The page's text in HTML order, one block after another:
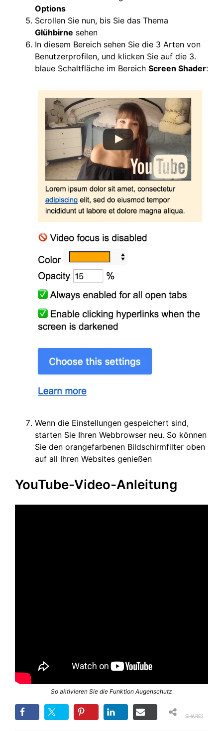
Options
Scrollen Sie nun, bis Sie das Thema
Glühbirne sehen
In diesem Bereich sehen Sie die 3 Arten von
Benutzerprofilen, und klicken Sie auf die 3.
blaue Schaltfläche im Bereich Screen Shader:
Wenn die Einstellungen gespeichert sind,
starten Sie Ihren Webbrowser neu. So können
Sie den orangefarbenen Bildschirmfilter oben
auf all Ihren Websites genießen
YouTube-Video-Anleitung
So aktivieren Sie die Funktion Augenschutz
SHARES